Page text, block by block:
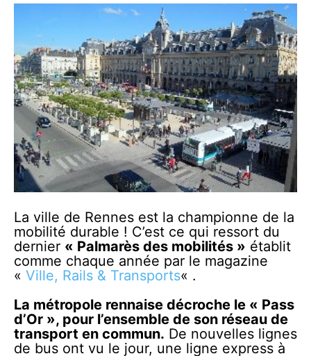
La ville de Rennes est la championne de la
mobilité durable ! C’est ce qui ressort du
dernier « Palmarès des mobilités » établit
comme chaque année par le magazine
« Ville, Rails & Transports« .
La métropole rennaise décroche le « Pass
d’Or », pour l’ensemble de son réseau de
transport en commun. De nouvelles lignes
de bus ont vu le jour, une ligne express à